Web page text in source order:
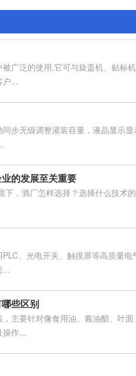
广泛的使用,它可与旋盖机、贴标机
户...
步无级调整灌装容量，液晶显示显
的发展至关重要
下，酒厂怎样选择？选择什么技术的
、光电开关、触摸屏等高质量电
...
些区别
主要针对像食用油、酱油醋、叶面
操作...